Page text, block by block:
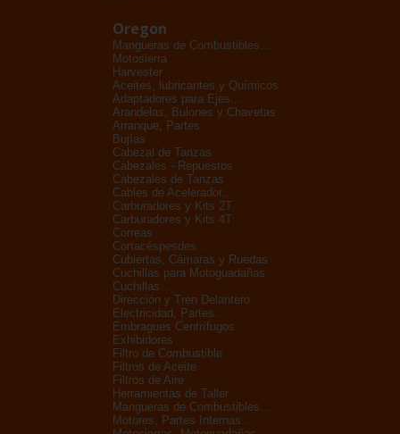
Oregon
Mangueras de Combustibles...
Motosierra
Harvester
Aceites, lubricantes y Químicos
Adaptadores para Ejes...
Arandelas, Bulones y Chavetas
Arranque, Partes
Bujías
Cabezal de Tanzas
Cabezales - Repuestos
Cabezales de Tanzas
Cables de Acelerador...
Carburadores y Kits 2T
Carburadores y Kits 4T
Correas
Cortacéspesdes...
Cubiertas, Cámaras y Ruedas
Cuchillas para Motoguadañas
Cuchillas...
Dirección y Tren Delantero
Electricidad, Partes...
Embragues Centrífugos
Exhibidores
Filtro de Combustible
Filtros de Aceite
Filtros de Aire
Herramientas de Taller
Mangueras de Combustibles...
Motores, Partes Internas...